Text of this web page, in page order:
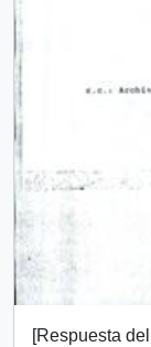
[Respuesta